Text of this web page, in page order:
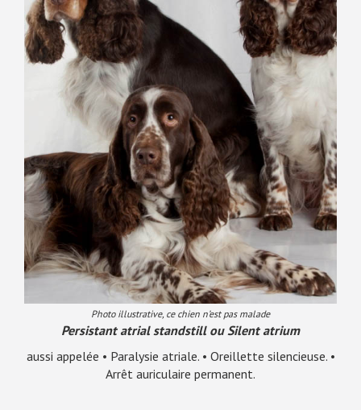
Photo illustrative, ce chien n’est pas malade
Persistant atrial standstill ou Silent atrium
aussi appelée • Paralysie atriale. • Oreillette silencieuse. •
Arrêt auriculaire permanent.